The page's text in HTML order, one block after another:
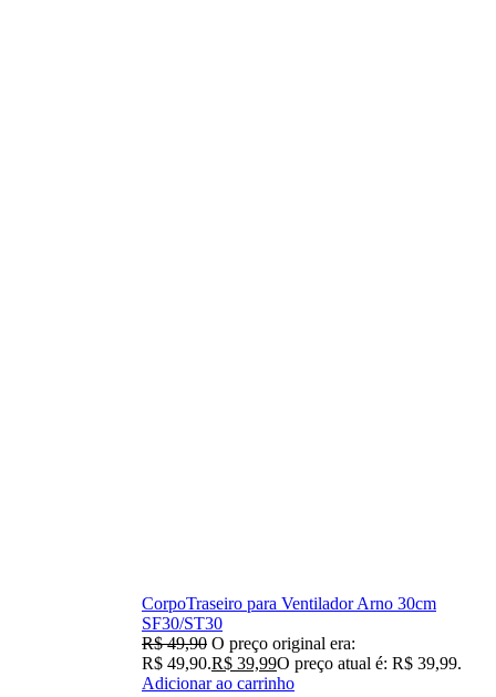
CorpoTraseiro para Ventilador Arno 30cm
SF30/ST30
R$49,90 O preço original era:
R$ 49,90.R$ 39,99O preço atual é: R$ 39,99.
Adicionar ao carrinho